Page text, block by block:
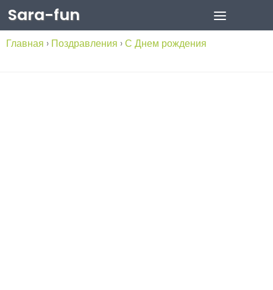
Skip to content
Sara-fun
Главная › Поздравления ›С Днем рождения